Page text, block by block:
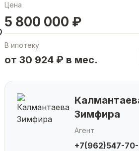
Цена
5 800 000 ₽
В ипотеку
от 30 924 ₽ в мес.
Зимфира
Агент
+7(962)547-